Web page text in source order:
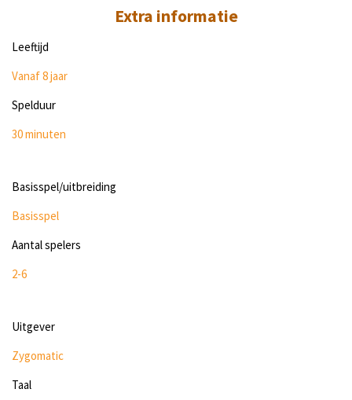
Extra informatie
Leeftijd
Vanaf 8 jaar
Spelduur
30minuten
Basisspel/uitbreiding
Basisspel
Aantal spelers
2-6
Uitgever
Zygomatic
Taal